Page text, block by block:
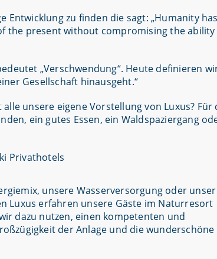
zu finden die sagt: „Humanity
the present without compromising the
„Verschwendung“. Heute definieren
Gesellschaft hinausgeht.“
unsere eigene Vorstellung von Luxus? Für
ein gutes Essen, ein Waldspaziergang
unsere Wasserversorgung oder unser
Luxus erfahren unsere Gäste im Naturresort
dazu nutzen, einen kompetenten und
der Anlage und die wunderschöne